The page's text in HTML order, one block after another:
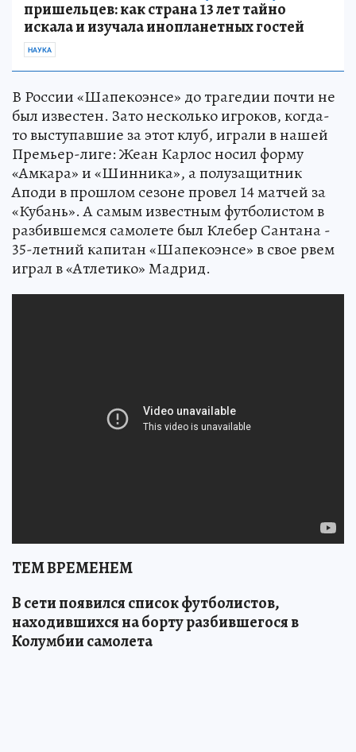
пришельцев: как страна 13 лет тайно
искала и изучала инопланетных гостей
НАУКА
В России «Шапекоэнсе» до трагедии почти не
был известен. Зато несколько игроков, когда-
то выступавшие за этот клуб, играли в нашей
Премьер-лиге: Жеан Карлос носил форму
«Амкара» и «Шинника», а полузащитник
Аподи в прошлом сезоне провел 14 матчей за
«Кубань». А самым известным футболистом в
разбившемся самолете был Клебер Сантана -
35-летний капитан «Шапекоэнсе» в свое рвем
играл в «Атлетико» Мадрид.
ТЕМ ВРЕМЕНЕМ
В сети появился список футболистов,
находившихся на борту разбившегося в
Колумбии самолета